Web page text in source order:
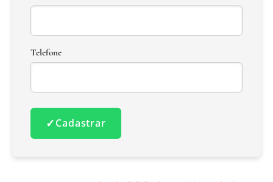
Telefone
✓Cadastrar